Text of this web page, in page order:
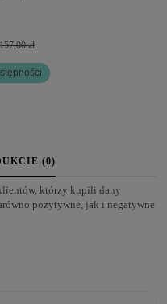
zł
(0)
którzy kupili dany
pozytywne, jak i negatywne